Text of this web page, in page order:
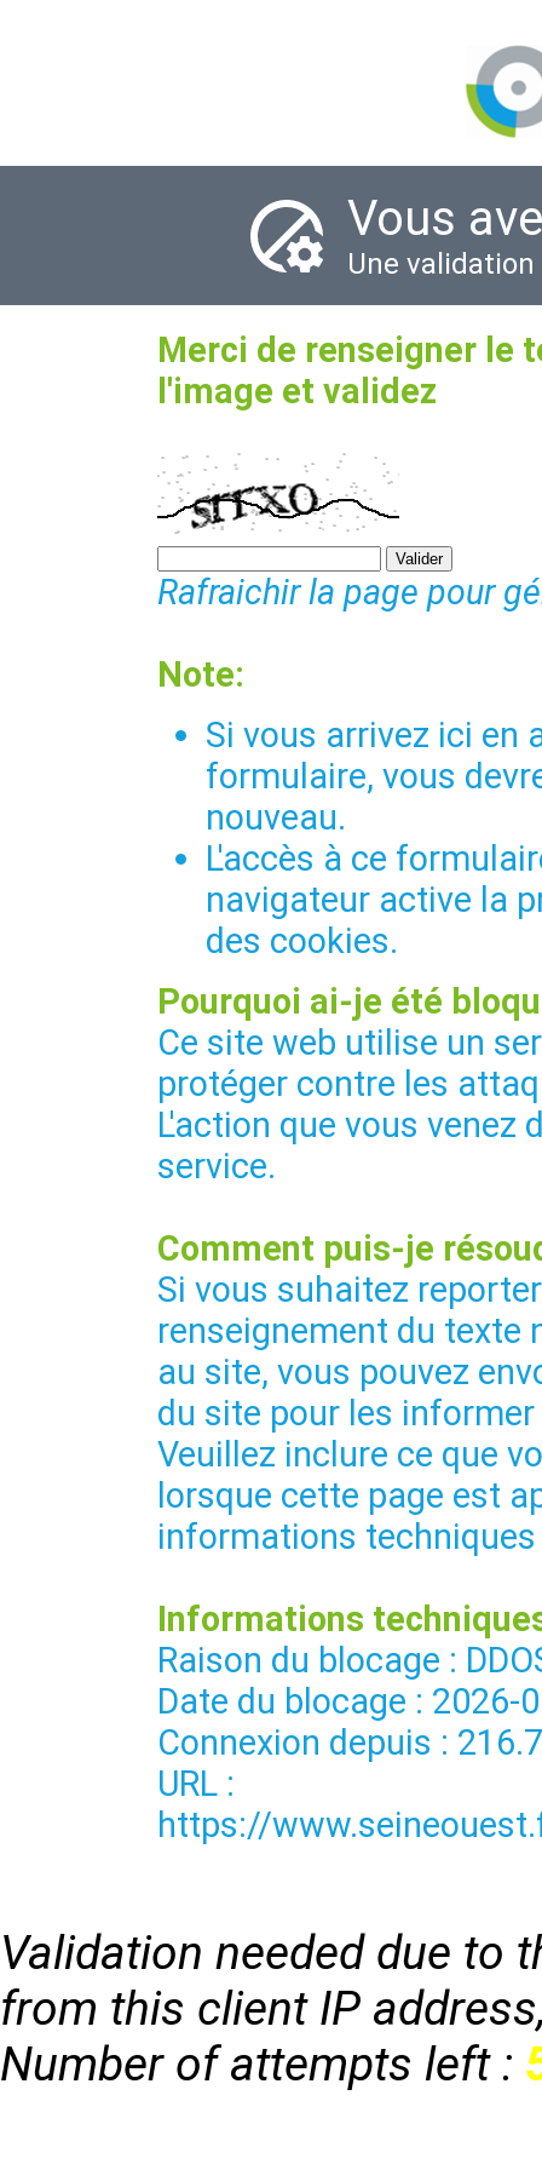
Vous
Une
Merci de renseigner le
l'image et validez
Rafraichir la page pour
Note:
Si vous arrivez ici en
formulaire, vous
nouveau.
L'accès à ce
navigateur active la
des cookies.
Pourquoi ai-je été
Ce site web utilise un
protéger contre les
L'action que vous venez
service.
Comment puis-je
Si vous suhaitez
renseignement du texte
au site, vous pouvez
du site pour les
Veuillez inclure ce que
lorsque cette page est
informations
Informations
Raison du blocage :
Date du blocage : 2026-
Connexion depuis :
URL :
https://
Validation needed due to
from this client IP
Number of attempts left :